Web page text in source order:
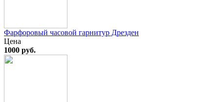
Фарфоровый часовой гарнитур Дрезден
Цена
1000 руб.